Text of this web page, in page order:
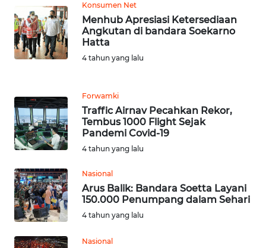
Konsumen Net
Menhub Apresiasi Ketersediaan
Angkutan di bandara Soekarno
Hatta
4 tahun yang lalu
Forwamki
Traffic Airnav Pecahkan Rekor,
Tembus 1000 Flight Sejak
Pandemi Covid-19
4 tahun yang lalu
Nasional
Arus Balik: Bandara Soetta Layani
150.000 Penumpang dalam Sehari
4 tahun yang lalu
Nasional
WN
DEPOK
WN
WN
SAMOSIR
PADANG
LAWAS
WN